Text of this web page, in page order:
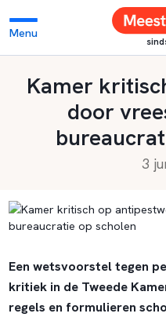
Menu
Kamer
door
3
Een wetsvoorstel tegen
kritiek in de Tweede
regels en formulieren